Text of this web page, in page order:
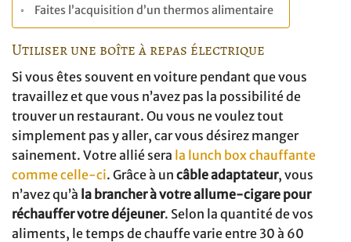
Faites l’acquisition d’un thermos alimentaire
Utiliser une boîte à repas électrique
Si vous êtes souvent en voiture pendant que vous
travaillez et que vous n’avez pas la possibilité de
trouver un restaurant. Ou vous ne voulez tout
simplement pas y aller, car vous désirez manger
sainement. Votre allié sera la lunch box chauffante
comme celle-ci. Grâce à un câble adaptateur, vous
n’avez qu’à la brancher à votre allume-cigare pour
réchauffer votre déjeuner. Selon la quantité de vos
aliments, le temps de chauffe varie entre 30 à 60